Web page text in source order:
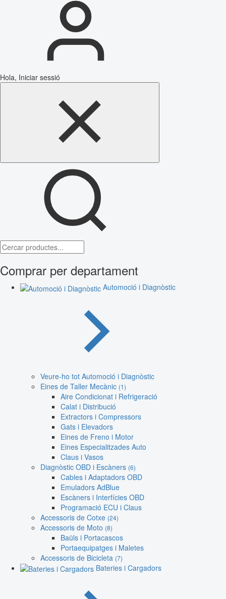
Hola, Iniciar sessió
Comprar per departament
Automoció i Diagnòstic
Veure-ho tot Automoció i Diagnòstic
Eines de Taller Mecànic (1)
Aire Condicionat i Refrigeració
Calat i Distribució
Extractors i Compressors
Gats i Elevadors
Eines de Freno i Motor
Eines Especialitzades Auto
Claus i Vasos
Diagnòstic OBD i Escàners (6)
Cables i Adaptadors OBD
Emuladors AdBlue
Escàners i Interfícies OBD
Programació ECU i Claus
Accessoris de Cotxe (24)
Accessoris de Moto (8)
Baüls i Portacascos
Portaequipatges i Maletes
Accessoris de Bicicleta (7)
Bateries i Cargadors